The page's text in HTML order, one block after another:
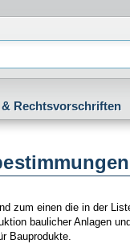
& Rechtsvorschriften
zum einen die in der
baulicher Anlagen
Bauprodukte.